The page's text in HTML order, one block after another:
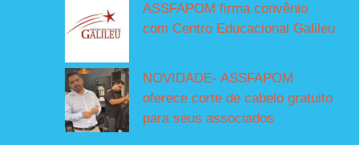
ASSFAPOM firma convênio
com Centro Educacional Galileu
NOVIDADE- ASSFAPOM
oferece corte de cabelo gratuito
para seus associados